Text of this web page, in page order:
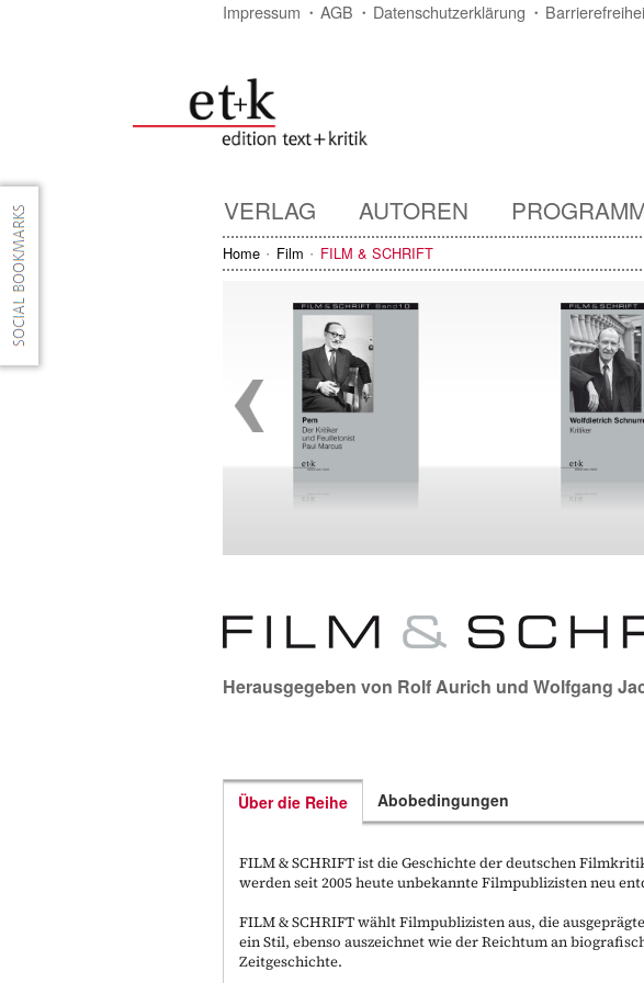
Impressum AGB Datenschutzerklärung
VERLAG AUTOREN
Home Film FILM & SCHRIFT
Herausgegeben von Rolf Aurich und Wolfgang
Über die Reihe
FILM & SCHRIFT ist die Geschichte der deutschen
werden seit 2005 heute unbekannte Filmpublizisten neu
FILM & SCHRIFT wählt Filmpublizisten aus, die
ein Stil, ebenso auszeichnet wie der Reichtum an
Zeitgeschichte.
Abobedingungen